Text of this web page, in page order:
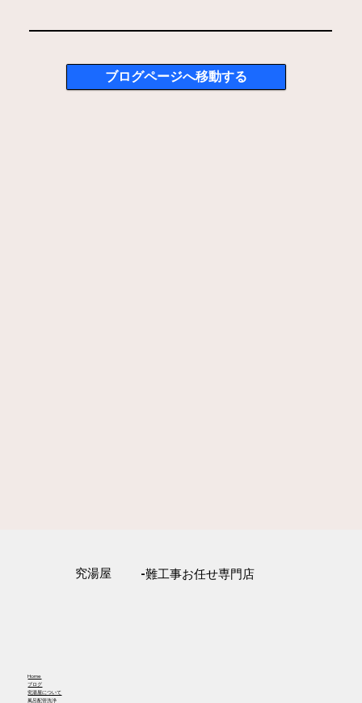
ブログページへ移動する
​究湯屋 -難工事お任せ専門店
Home
​ブログ
究湯屋について
​風呂配管洗浄